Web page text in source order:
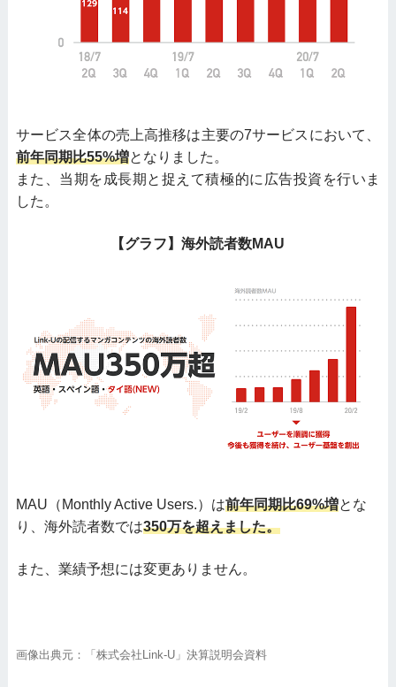
サービス全体の売上高推移は主要の7サービスにおいて、
前年同期比55%増となりました。
また、当期を成長期と捉えて積極的に広告投資を行いま
した。
【グラフ】海外読者数MAU
MAU（Monthly Active Users.）は前年同期比69%増とな
り、海外読者数では350万を超えました。
また、業績予想には変更ありません。
画像出典元：「株式会社Link-U」決算説明会資料